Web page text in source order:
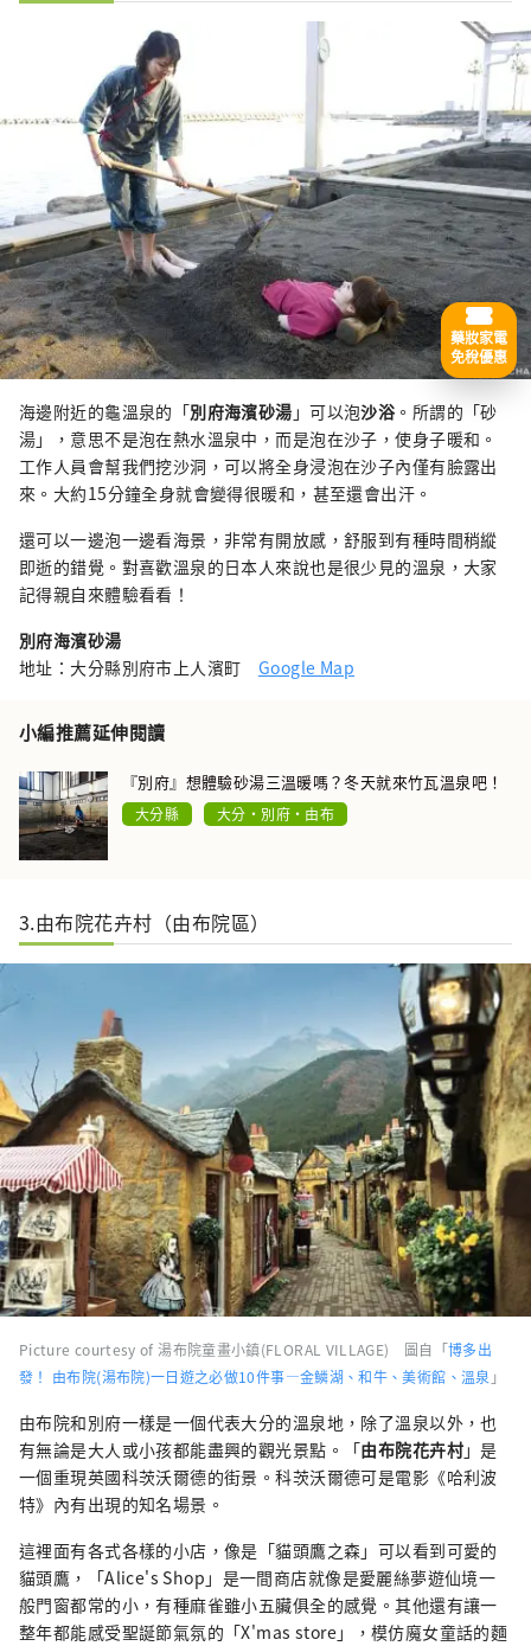
海邊附近的龜溫泉的「別府海濱砂湯 」可以泡沙浴。所謂的「砂
湯」，意思不是泡在熱水溫泉中，而是泡在沙子，使身子暖和。
工作人員會幫我們挖沙洞，可以將全身浸泡在沙子內僅有臉露出
來。大約15分鐘全身就會變得很暖和，甚至還會出汗。
還可以一邊泡一邊看海景，非常有開放感，舒服到有種時間稍縱
即逝的錯覺。對喜歡溫泉的日本人來說也是很少見的溫泉，大家
記得親自來體驗看看！
別府海濱砂湯
地址：大分縣別府市上人濱町 Google Map
小編推薦延伸閱讀
『別府』想體驗砂湯三溫暖嗎？冬天就來竹瓦溫泉吧！
大分縣 大分・別府・由布
3.由布院花卉村（由布院區）
Picture courtesy of 湯布院童畫小鎮(FLORAL VILLAGE) 圖自「博多出
發！ 由布院(湯布院)一日遊之必做10件事―金鱗湖、和牛、美術館、溫泉 」
由布院和別府一樣是一個代表大分的溫泉地，除了溫泉以外，也
有無論是大人或小孩都能盡興的觀光景點。「由布院花卉村」是
一個重現英國科茨沃爾德的街景。科茨沃爾德可是電影《哈利波
特》內有出現的知名場景。
這裡面有各式各樣的小店，像是「貓頭鷹之森」可以看到可愛的
貓頭鷹，「Alice's Shop」是一間商店就像是愛麗絲夢遊仙境一
般門窗都常的小，有種麻雀雖小五臟俱全的感覺。其他還有讓一
整年都能感受聖誕節氣氛的「X'mas store」，模仿魔女童話的麵
藥妝家電
免稅優惠